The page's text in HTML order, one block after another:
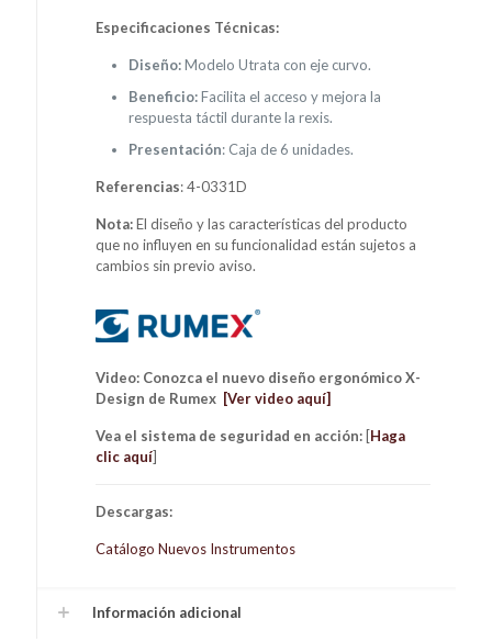
Especificaciones Técnicas:
Diseño:Modelo Utrata con eje curvo.
Beneficio:Facilita el acceso y mejora la
respuesta táctil durante la rexis.
Presentación: Caja de 6 unidades.
Referencias: 4-0331D
Nota:El diseño y las características del producto
que no influyen en su funcionalidad están sujetos a
cambios sin previo aviso.
Video: Conozca el nuevo diseño ergonómico X-
Design de Rumex [Ver video aquí]
Vea el sistema de seguridad en acción:[Haga
clic aquí]
Descargas:
Catálogo Nuevos Instrumentos
Información adicional